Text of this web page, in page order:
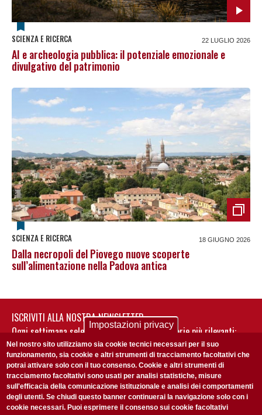
SCIENZA E RICERCA 22 LUGLIO 2026
AI e archeologia pubblica: il potenziale emozionale e
divulgativo del patrimonio
SCIENZA E RICERCA 18 GIUGNO 2026
Dalla necropoli del Piovego nuove scoperte
sull’alimentazione nella Padova antica
ISCRIVITI ALLA NOSTRA NEWSLETTER
Ogni settimana selezioniamo per te nostre storie più rilevanti:
non perderti gli aggiornamenti della nostra newsletter
Impostazioni privacy
Nel nostro sito utilizziamo sia cookie tecnici necessari per il suo
funzionamento, sia cookie e altri strumenti di tracciamento facoltativi che
potrai attivare solo con il tuo consenso. Cookie e altri strumenti di
tracciamento facoltativi sono usati per analisi statistiche, misure
sull'efficacia della comunicazione istituzionale e analisi dei comportamenti
degli utenti. Se chiudi questo banner continuerai la navigazione solo con i
cookie necessari. Puoi esprimere il consenso sui cookie facoltativi